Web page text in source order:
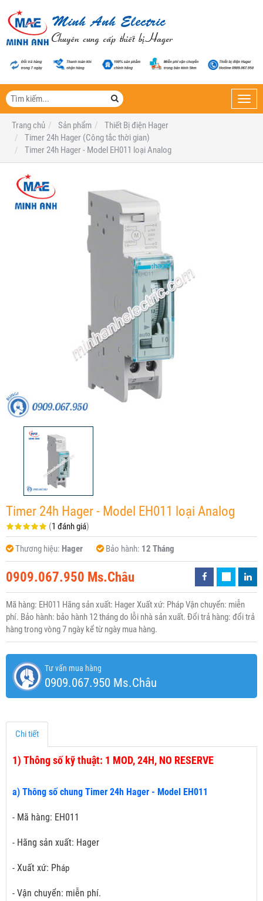
Trang chủ
Sản phẩm
Thiết Bị điện Hager
Timer 24h Hager (Công tắc thời gian)
Timer 24h Hager - Model EH011 loại Analog
Timer 24h Hager - Model EH011 loại Analog
(1 đánh giá)
Thương hiệu: Hager Bảo hành: 12 Tháng
0909.067.950 Ms.Châu
Mã hàng: EH011 Hãng sản xuất: Hager Xuất xứ: Pháp Vận chuyển: miễn
phí. Bảo hành: bảo hành 12 tháng do lỗi nhà sản xuất. Đổi trả hàng: đổi trả
hàng trong vòng 7 ngày kể từ ngày mua hàng.
Tư vấn mua hàng
0909.067.950 Ms.Châu
Chi tiết
1) Thông số kỹ thuật: 1 MOD, 24H, NO RESERVE
a) Thông số chung Timer 24h Hager - Model EH011
- Mã hàng: EH011
- Hãng sản xuất: Hager
- Xuất xứ: Pháp
- Vận chuyển: miễn phí.